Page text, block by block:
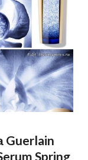
Guerlain
Spring